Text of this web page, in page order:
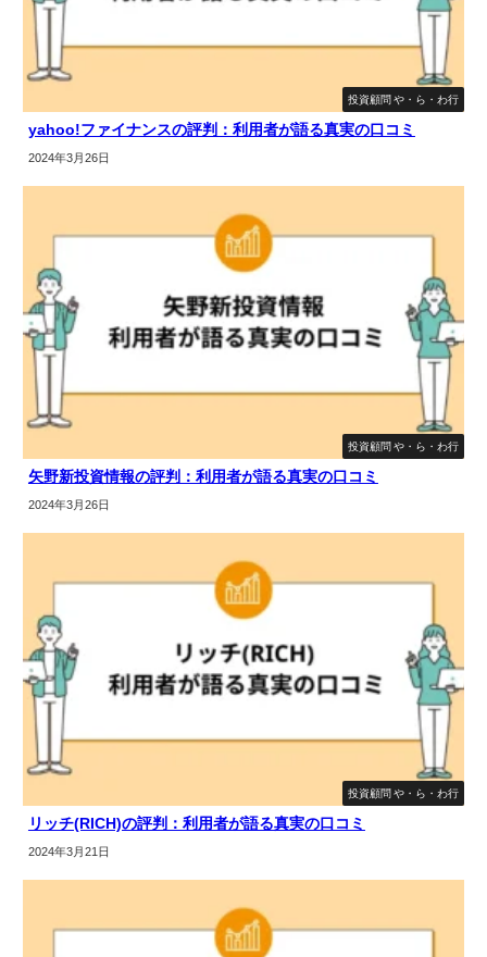
投資顧問 や・ら・わ行
yahoo!ファイナンスの評判：利用者が語る真実の口コミ
2024年3月26日
投資顧問 や・ら・わ行
矢野新投資情報の評判：利用者が語る真実の口コミ
2024年3月26日
投資顧問 や・ら・わ行
リッチ(RICH)の評判：利用者が語る真実の口コミ
2024年3月21日